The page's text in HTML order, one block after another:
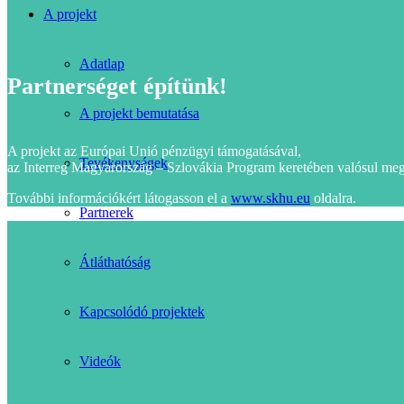
A projekt
Adatlap
A projekt bemutatása
Tevékenységek
Partnerek
Átláthatóság
Kapcsolódó projektek
Videók
Partnerséget építünk!
A projekt az Európai Unió pénzügyi támogatásával,
az Interreg Magyarország – Szlovákia Program keretében valósul
További információkért látogasson el a www.skhu.eu oldalra.